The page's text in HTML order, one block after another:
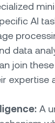
AI
data
join
expertise
A